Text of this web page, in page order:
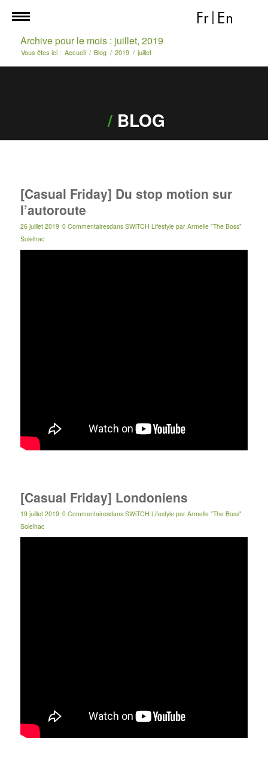
Fr En
Archive pour le mois : juillet, 2019
Vous êtes ici : Accueil / Blog / 2019 / juillet
/ BLOG
[Casual Friday] Du stop motion sur
l’autoroute
26 juillet 2019 0 Commentairesdans SWiTCH Lifestyle par Armelle "The Boss"
Solelhac
[Casual Friday] Londoniens
19 juillet 2019 0 Commentairesdans SWiTCH Lifestyle par Armelle "The Boss"
Solelhac